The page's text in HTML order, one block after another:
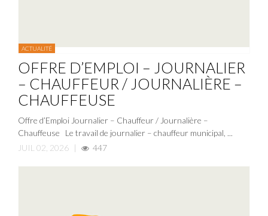
ACTUALITÉ
OFFRE D’EMPLOI – JOURNALIER
– CHAUFFEUR / JOURNALIÈRE –
CHAUFFEUSE
Offre d’Emploi Journalier – Chauffeur / Journalière –
Chauffeuse Le travail de journalier – chauffeur municipal, ...
JUIL 02, 2026 | 447